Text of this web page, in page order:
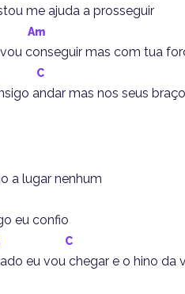
me ajuda a prosseguir
Am
conseguir mas com tua
C
andar mas nos seus
a lugar nenhum
eu confio
C
eu vou chegar e o hino